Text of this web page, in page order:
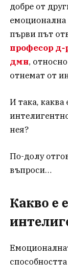
добре от
емоционална
първи път
професор
дмн,
отнемат от
И така,
нея?
По-долу
въпроси…
Какво е